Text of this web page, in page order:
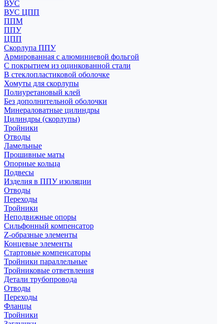
ВУС
ВУС ЦПП
ППМ
ППУ
ЦПП
Скорлупа ППУ
Армированная с алюминиевой фольгой
С покрытием из оцинкованной стали
В стеклопластиковой оболочке
Хомуты для скорлупы
Полиуретановый клей
Без дополнительной оболочки
Минераловатные цилиндры
Цилиндры (скорлупы)
Тройники
Отводы
Ламельные
Прошивные маты
Опорные кольца
Подвесы
Изделия в ППУ изоляции
Отводы
Переходы
Тройники
Неподвижные опоры
Cильфонный компенсатор
Z-образные элементы
Концевые элементы
Стартовые компенсаторы
Тройники параллельные
Тройниковые ответвления
Детали трубопровода
Отводы
Переходы
Фланцы
Тройники